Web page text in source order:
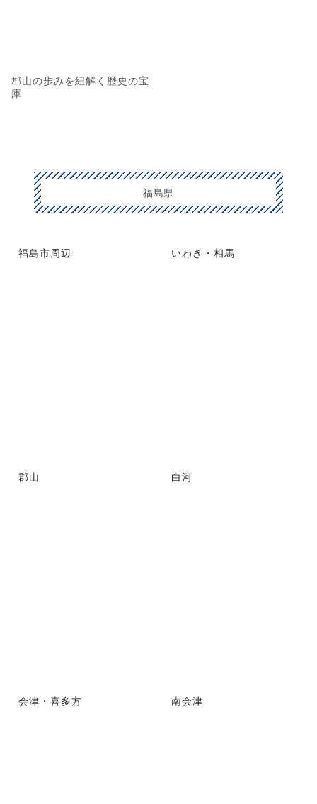
郡山の歩みを紐解く歴史の宝
庫
福島県
福島市周辺 いわき・相馬
郡山 白河
会津・喜多方 南会津